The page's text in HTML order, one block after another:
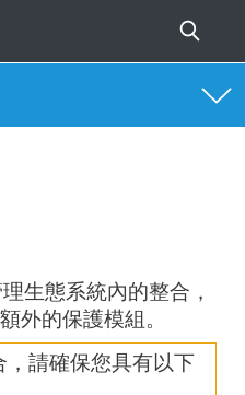
生態系統內的整合，
外的保護模組。
請確保您具有以下